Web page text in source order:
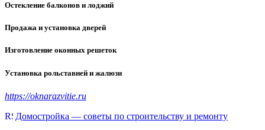
Остекление балконов и лоджий
Продажа и установка дверей
Изготовление оконных решеток
Установка рольставней и жалюзи
https://oknarazvitie.ru
Домостройка — советы по строительству и ремонту